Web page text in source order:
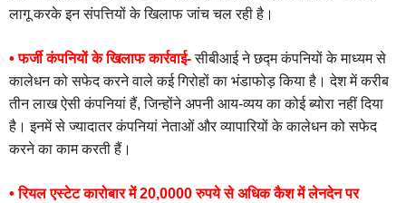
लागू करके इन संपत्तियों के खिलाफ जांच चल रही है।
• फर्जी कंपनियों के खिलाफ कार्रवाई-सीबीआई ने छद्म कंपनियों के माध्यम से
कालेधन को सफेद करने वाले कई गिरोहों का भंडाफोड़ किया है। देश में करीब
तीन लाख ऐसी कंपनियां हैं, जिन्होंने अपनी आय-व्यय का कोई ब्योरा नहीं दिया
है। इनमें से ज्यादातर कंपनियां नेताओं और व्यापारियों के कालेधन को सफेद
करने का काम करती हैं।
• रियल एस्टेट कारोबार में 20,0000 रुपये से अधिक कैश में लेनदेन पर